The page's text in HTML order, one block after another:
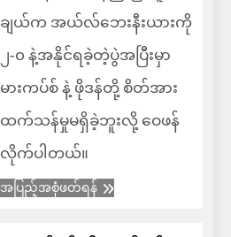
ချယ်က အယ်လ်ဘေးနီးယားကို
၂-၀ နဲ့အနိုင်ရခဲ့တဲ့ပွဲအပြီးမှာ
မားကပ်စ် နဲ့ ဖိုဒန်တို့ စိတ်အား
ထက်သန်မှုမရှိခဲ့ဘူးလို့ ဝေဖန်
လိုက်ပါတယ်။
အပြည့်အစုံဖတ်ရန်